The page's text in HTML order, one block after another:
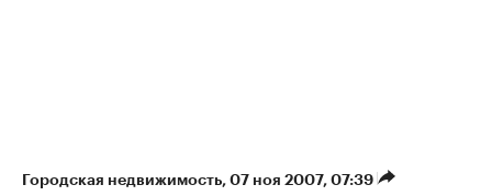
Городская недвижимость⁠, 07 ноя 2007, 07:39